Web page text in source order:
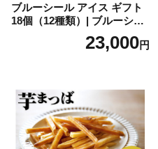
ブルーシール アイス ギフト
18個（12種類）| ブルーシー
ルアイス ブルーシールアイ
スクリーム 着日指定可能 送
誕生日 カップ 詰め合わせ バ
ラエティ | バニラ チョコレー
ト ストロベリー ピスタチオ
バニラ＆クッキー ウベ 沖縄
紅イモ 塩ちんすこう 沖縄シ
23,000円